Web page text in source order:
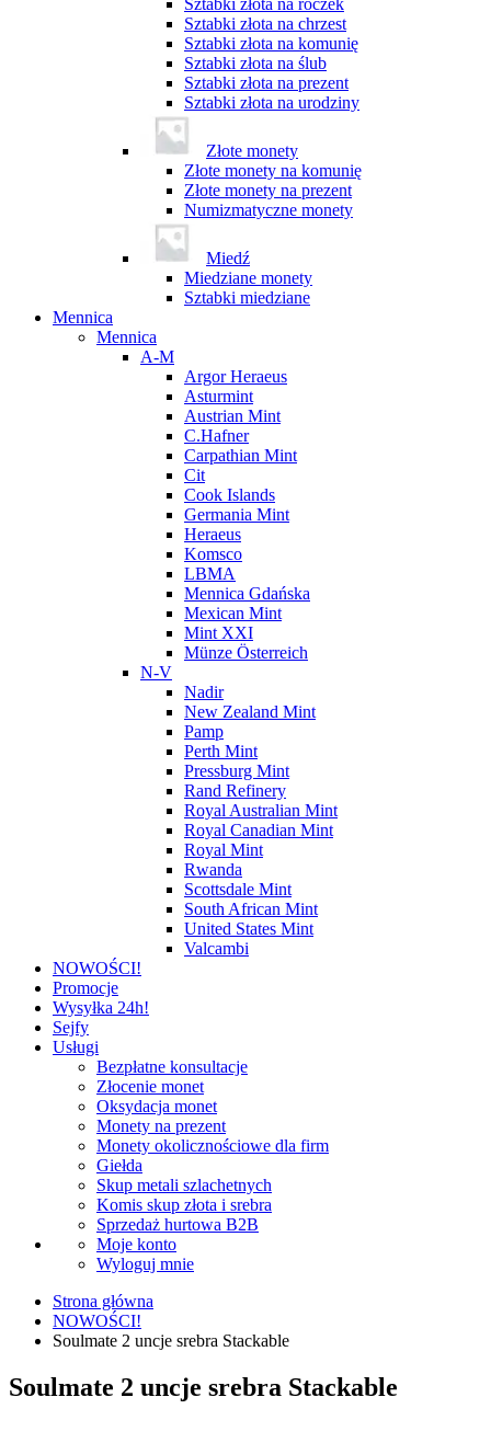
Sztabki złota na roczek
Sztabki złota na chrzest
Sztabki złota na komunię
Sztabki złota na ślub
Sztabki złota na prezent
Sztabki złota na urodziny
Złote monety
Złote monety na komunię
Złote monety na prezent
Numizmatyczne monety
Miedź
Miedziane monety
Sztabki miedziane
Mennica
Mennica
A-M
Argor Heraeus
Asturmint
Austrian Mint
C.Hafner
Carpathian Mint
Cit
Cook Islands
Germania Mint
Heraeus
Komsco
LBMA
Mennica Gdańska
Mexican Mint
Mint XXI
Münze Österreich
N-V
Nadir
New Zealand Mint
Pamp
Perth Mint
Pressburg Mint
Rand Refinery
Royal Australian Mint
Royal Canadian Mint
Royal Mint
Rwanda
Scottsdale Mint
South African Mint
United States Mint
Valcambi
NOWOŚCI!
Promocje
Wysyłka 24h!
Sejfy
Usługi
Bezpłatne konsultacje
Złocenie monet
Oksydacja monet
Monety na prezent
Monety okolicznościowe dla firm
Giełda
Skup metali szlachetnych
Komis skup złota i srebra
Sprzedaż hurtowa B2B
Moje konto
Wyloguj mnie
Strona główna
NOWOŚCI!
Soulmate 2 uncje srebra Stackable
Soulmate 2 uncje srebra Stackable